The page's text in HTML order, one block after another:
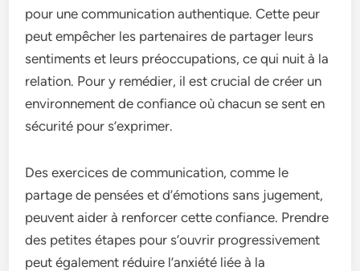
pour une communication authentique. Cette peur
peut empêcher les partenaires de partager leurs
sentiments et leurs préoccupations, ce qui nuit à la
relation. Pour y remédier, il est crucial de créer un
environnement de confiance où chacun se sent en
sécurité pour s’exprimer.
Des exercices de communication, comme le
partage de pensées et d’émotions sans jugement,
peuvent aider à renforcer cette confiance. Prendre
des petites étapes pour s’ouvrir progressivement
peut également réduire l’anxiété liée à la